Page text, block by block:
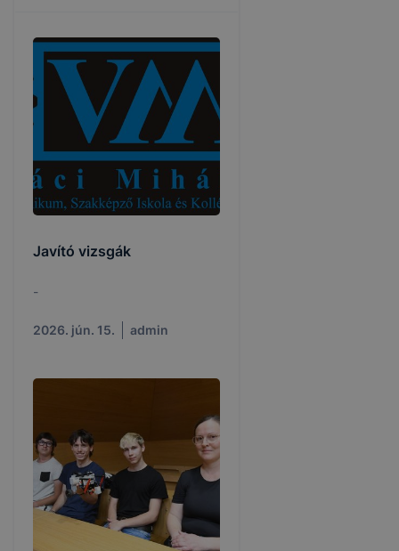
Javító vizsgák
-
2026. jún. 15. admin